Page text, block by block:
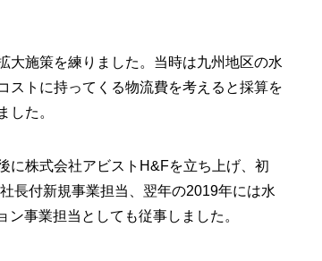
大施策を練りました。当時は九州地区の水
ストに持ってくる物流費を考えると採算を
した。
に株式会社アビストH&Fを立ち上げ、初
長付新規事業担当、翌年の2019年には水
事業担当としても従事しました。